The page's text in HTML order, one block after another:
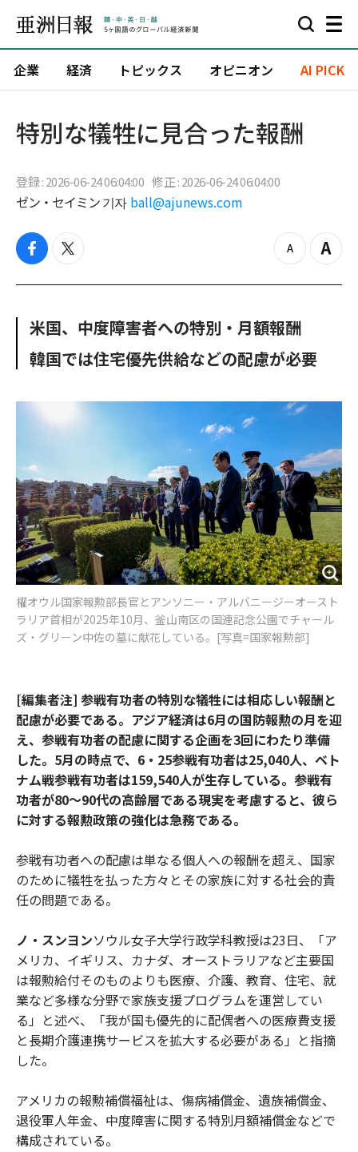
企業 経済 トピックス オピニオン AI PICK
特別な犠牲に見合った報酬
登録 : 2026-06-24 06:04:00 修正 : 2026-06-24 06:04:00
ゼン・セイミン 기자 ball@ajunews.com
f
c
o
k
t
i
z
o
u
Z
o
米国、中度障害者への特別・月額報酬
韓国では住宅優先供給などの配慮が必要
權オウル国家報勲部長官とアンソニー・アルバニージーオースト
ラリア首相が2025年10月、釜山南区の国連記念公園でチャール
ズ・グリーン中佐の墓に献花している。[写真=国家報勲部]
[編集者注] 参戦有功者の特別な犠牲には相応しい報酬と
配慮が必要である。アジア経済は6月の国防報勲の月を迎
え、参戦有功者の配慮に関する企画を3回にわたり準備
した。5月の時点で、6・25参戦有功者は25,040人、ベト
ナム戦参戦有功者は159,540人が生存している。参戦有
功者が80〜90代の高齢層である現実を考慮すると、彼ら
に対する報勲政策の強化は急務である。
参戦有功者への配慮は単なる個人への報酬を超え、国家
のために犠牲を払った方々とその家族に対する社会的責
任の問題である。
ノ・スンヨンソウル女子大学行政学科教授は23日、「ア
メリカ、イギリス、カナダ、オーストラリアなど主要国
は報勲給付そのものよりも医療、介護、教育、住宅、就
業など多様な分野で家族支援プログラムを運営してい
る」と述べ、「我が国も優先的に配偶者への医療費支援
と長期介護連携サービスを拡大する必要がある」と指摘
した。
アメリカの報勲補償福祉は、傷病補償金、遺族補償金、
退役軍人年金、中度障害に関する特別月額補償金などで
構成されている。